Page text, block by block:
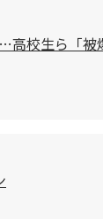
校生ら「被